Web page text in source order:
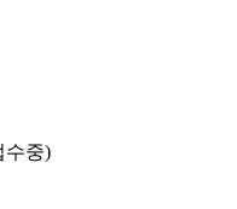
수중)